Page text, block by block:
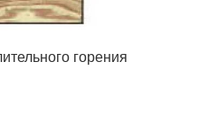
горения